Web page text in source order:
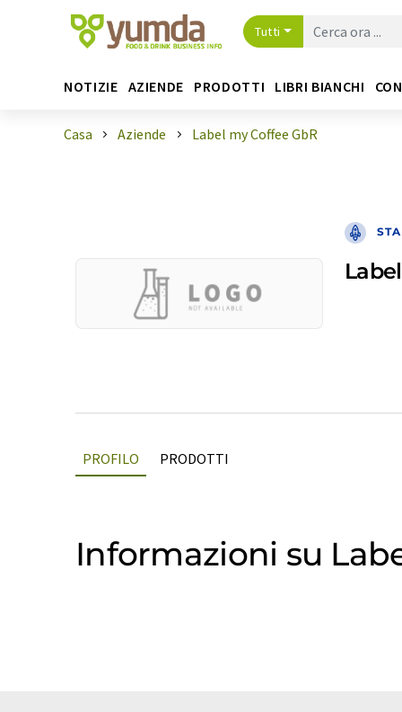
Tutti
NOTIZIE AZIENDE PRODOTTI LIBRI BIANCHI
Casa Aziende Label my Coffee GbR
PROFILO PRODOTTI
Informazioni su